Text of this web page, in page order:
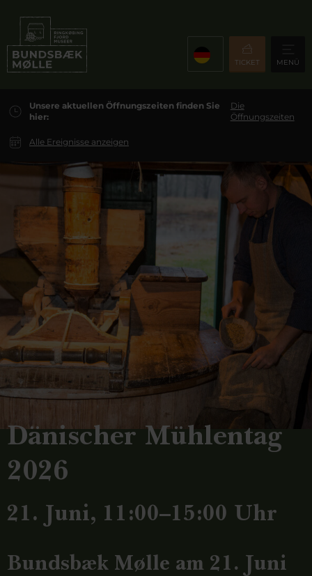
TICKET MENÜ
Unsere aktuellen Öffnungszeiten finden Sie
hier:
Die
Öffnungszeiten
Alle Ereignisse anzeigen
Dänischer Mühlentag
2026
21. Juni, 11:00–15:00 Uhr
Bundsbæk Mølle am 21. Juni